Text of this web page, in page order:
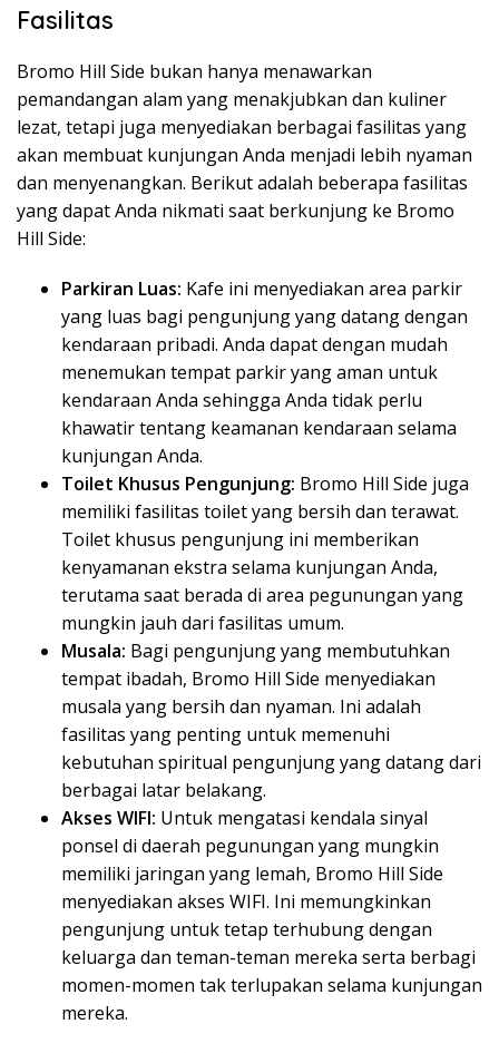
Fasilitas
Bromo Hill Side bukan hanya menawarkan
pemandangan alam yang menakjubkan dan kuliner
lezat, tetapi juga menyediakan berbagai fasilitas yang
akan membuat kunjungan Anda menjadi lebih nyaman
dan menyenangkan. Berikut adalah beberapa fasilitas
yang dapat Anda nikmati saat berkunjung ke Bromo
Hill Side:
Parkiran Luas: Kafe ini menyediakan area parkir
yang luas bagi pengunjung yang datang dengan
kendaraan pribadi. Anda dapat dengan mudah
menemukan tempat parkir yang aman untuk
kendaraan Anda sehingga Anda tidak perlu
khawatir tentang keamanan kendaraan selama
kunjungan Anda.
Toilet Khusus Pengunjung: Bromo Hill Side juga
memiliki fasilitas toilet yang bersih dan terawat.
Toilet khusus pengunjung ini memberikan
kenyamanan ekstra selama kunjungan Anda,
terutama saat berada di area pegunungan yang
mungkin jauh dari fasilitas umum.
Musala: Bagi pengunjung yang membutuhkan
tempat ibadah, Bromo Hill Side menyediakan
musala yang bersih dan nyaman. Ini adalah
fasilitas yang penting untuk memenuhi
kebutuhan spiritual pengunjung yang datang dari
berbagai latar belakang.
Akses WIFI: Untuk mengatasi kendala sinyal
ponsel di daerah pegunungan yang mungkin
memiliki jaringan yang lemah, Bromo Hill Side
menyediakan akses WIFI. Ini memungkinkan
pengunjung untuk tetap terhubung dengan
keluarga dan teman-teman mereka serta berbagi
momen-momen tak terlupakan selama kunjungan
mereka.